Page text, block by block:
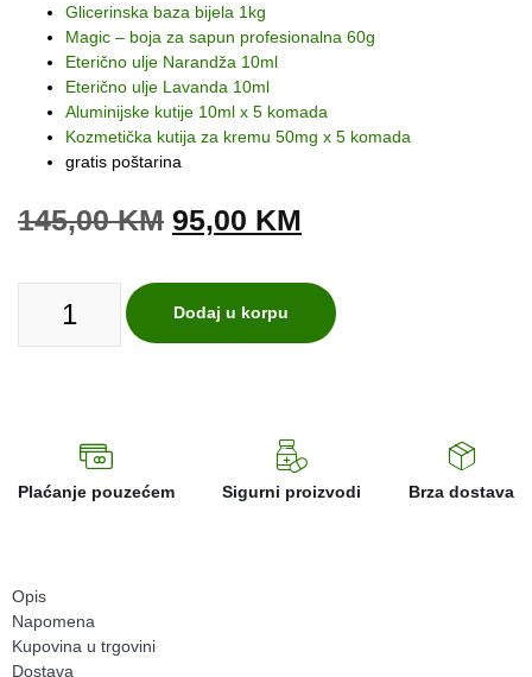
Glicerinska baza bijela 1kg
Magic – boja za sapun profesionalna 60g
Eterično ulje Narandža 10ml
Eterično ulje Lavanda 10ml
Aluminijske kutije 10ml x 5 komada
Kozmetička kutija za kremu 50mg x 5 komada
gratis poštarina
145,00KM 95,00 KM
Dodaj u korpu
Plaćanje pouzećem Sigurni proizvodi Brza dostava
Opis
Napomena
Kupovina u trgovini
Dostava